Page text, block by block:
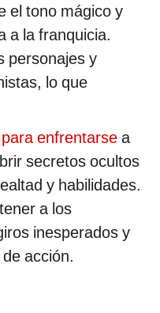
el tono mágico y
a la franquicia.
personajes y
lo que
enfrentarse a
secretos ocultos
y habilidades.
a los
inesperados y
acción.